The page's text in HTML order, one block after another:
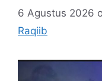
6 Agustus 2026
Raqiib